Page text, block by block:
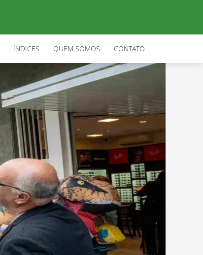
ÍNDICES QUEM SOMOS CONTATO